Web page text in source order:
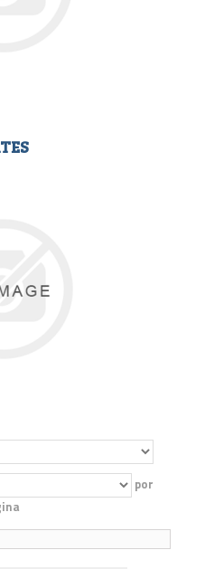
por